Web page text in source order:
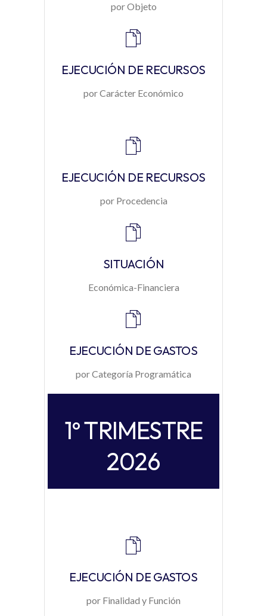
por Objeto
EJECUCIÓN DE RECURSOS
por Carácter Económico
EJECUCIÓN DE RECURSOS
por Procedencia
SITUACIÓN
Económica-Financiera
EJECUCIÓN DE GASTOS
por Categoría Programática
1º TRIMESTRE
2026
EJECUCIÓN DE GASTOS
por Finalidad y Función